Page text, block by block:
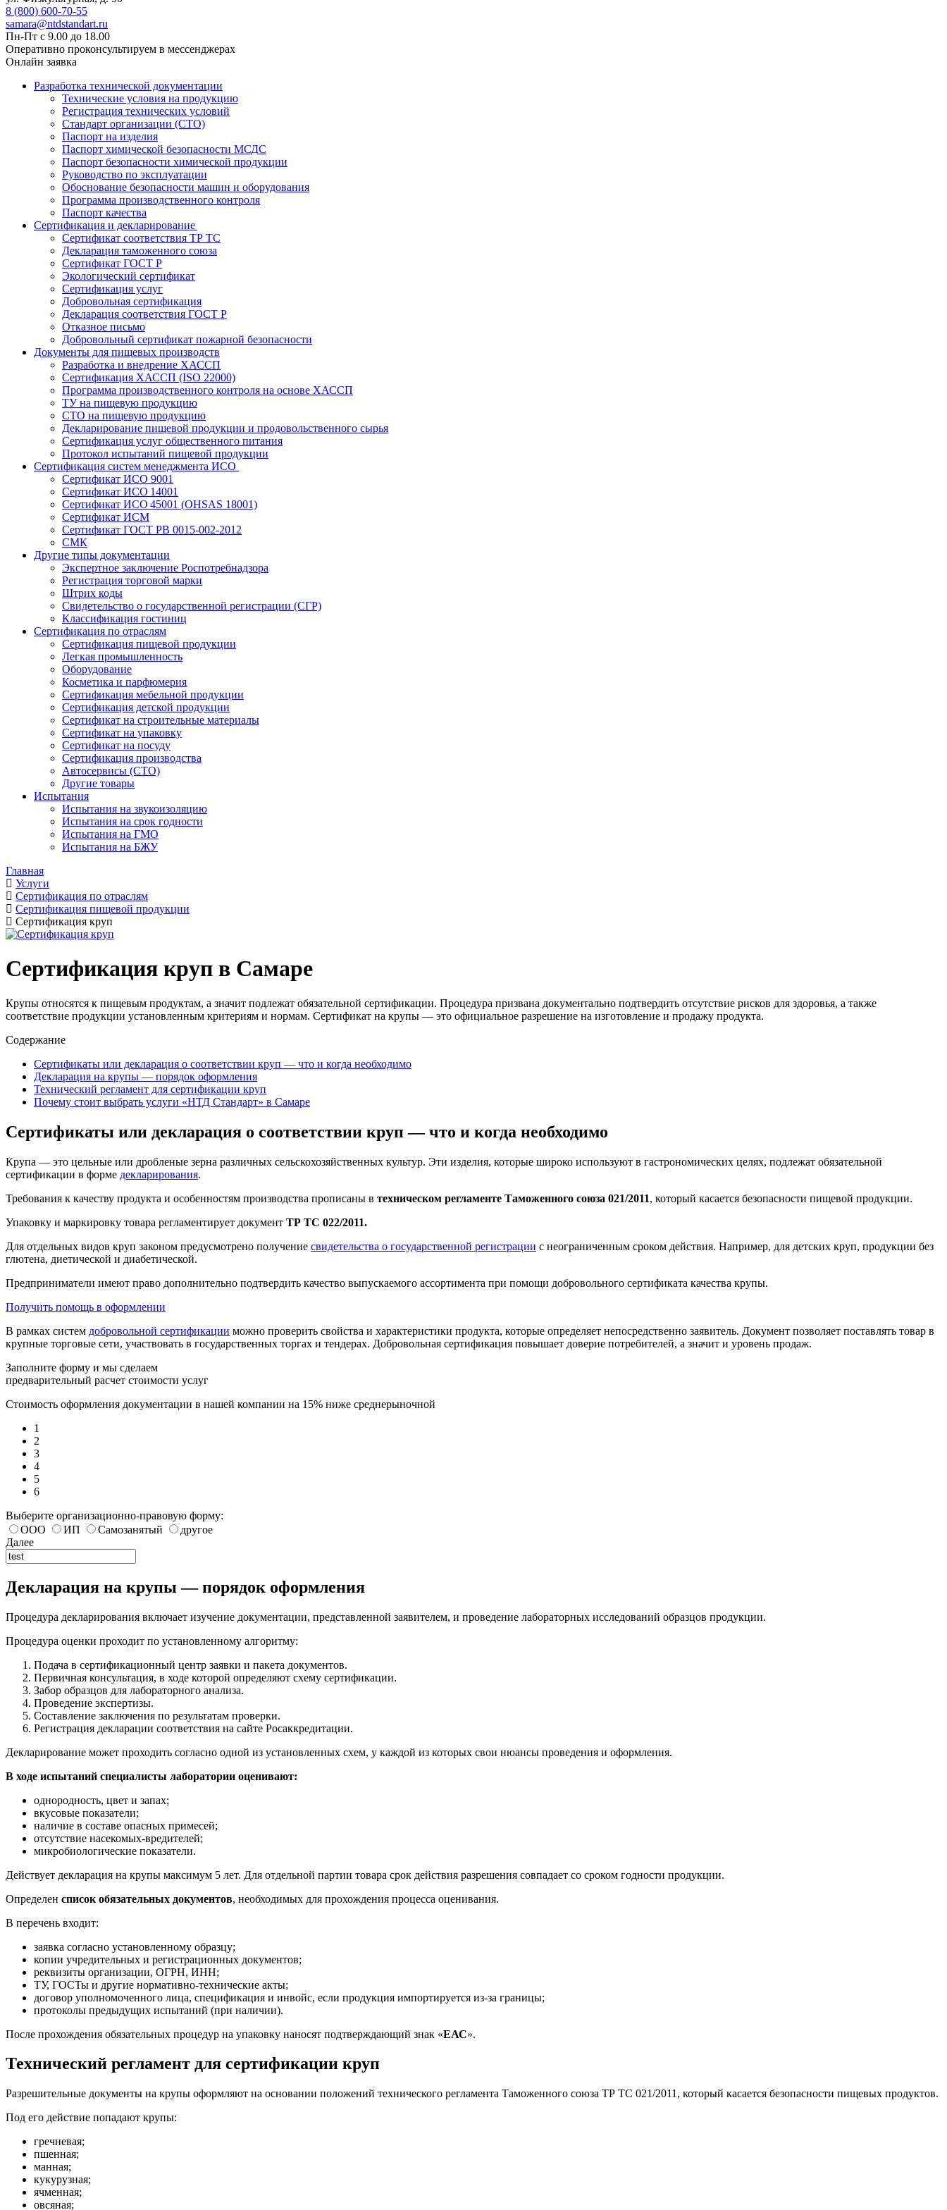
8 (800) 600-70-55
samara@ntdstandart.ru
Пн-Пт с 9.00 до 18.00
Оперативно проконсультируем в мессенджерах
Онлайн заявка
Разработка технической документации
Технические условия на продукцию
Регистрация технических условий
Стандарт организации (СТО)
Паспорт на изделия
Паспорт химической безопасности МСДС
Паспорт безопасности химической продукции
Руководство по эксплуатации
Обоснование безопасности машин и оборудования
Программа производственного контроля
Паспорт качества
Сертификация и декларирование
Сертификат соответствия ТР ТС
Декларация таможенного союза
Сертификат ГОСТ Р
Экологический сертификат
Сертификация услуг
Добровольная сертификация
Декларация соответствия ГОСТ Р
Отказное письмо
Добровольный сертификат пожарной безопасности
Документы для пищевых производств
Разработка и внедрение ХАССП
Сертификация ХАССП (ISO 22000)
Программа производственного контроля на основе ХАССП
ТУ на пищевую продукцию
СТО на пищевую продукцию
Декларирование пищевой продукции и продовольственного сырья
Сертификация услуг общественного питания
Протокол испытаний пищевой продукции
Сертификация систем менеджмента ИСО
Сертификат ИСО 9001
Сертификат ИСО 14001
Сертификат ИСО 45001 (OHSAS 18001)
Сертификат ИСМ
Сертификат ГОСТ РВ 0015-002-2012
СМК
Другие типы документации
Экспертное заключение Роспотребнадзора
Регистрация торговой марки
Штрих коды
Свидетельство о государственной регистрации (СГР)
Классификация гостиниц
Сертификация по отраслям
Сертификация пищевой продукции
Легкая промышленность
Оборудование
Косметика и парфюмерия
Сертификация мебельной продукции
Сертификация детской продукции
Сертификат на строительные материалы
Сертификат на упаковку
Сертификат на посуду
Сертификация производства
Автосервисы (СТО)
Другие товары
Испытания
Испытания на звукоизоляцию
Испытания на срок годности
Испытания на ГМО
Испытания на БЖУ
Главная
Услуги
Сертификация по отраслям
Сертификация пищевой продукции
Сертификация круп
Сертификация круп в Самаре
Крупы относятся к пищевым продуктам, а значит подлежат обязательной сертификации. Процедура призвана документально подтвердить отсутствие рисков для здоровья, а также
соответствие продукции установленным критериям и нормам. Сертификат на крупы — это официальное разрешение на изготовление и продажу продукта.
Содержание
Сертификаты или декларация о соответствии круп — что и когда необходимо
Декларация на крупы — порядок оформления
Технический регламент для сертификации круп
Почему стоит выбрать услуги «НТД Стандарт» в Самаре
Сертификаты или декларация о соответствии круп — что и когда необходимо
Крупа — это цельные или дробленые зерна различных сельскохозяйственных культур. Эти изделия, которые широко используют в гастрономических целях, подлежат обязательной
сертификации в форме декларирования.
Требования к качеству продукта и особенностям производства прописаны в техническом регламенте Таможенного союза 021/2011, который касается безопасности пищевой продукции.
Упаковку и маркировку товара регламентирует документ ТР ТС 022/2011.
Для отдельных видов круп законом предусмотрено получение свидетельства о государственной регистрации с неограниченным сроком действия. Например, для детских круп, продукции без
глютена, диетической и диабетической.
Предприниматели имеют право дополнительно подтвердить качество выпускаемого ассортимента при помощи добровольного сертификата качества крупы.
Получить помощь в оформлении
В рамках систем добровольной сертификации можно проверить свойства и характеристики продукта, которые определяет непосредственно заявитель. Документ позволяет поставлять товар в
крупные торговые сети, участвовать в государственных торгах и тендерах. Добровольная сертификация повышает доверие потребителей, а значит и уровень продаж.
Заполните форму и мы сделаем
предварительный расчет стоимости услуг
Стоимость оформления документации в нашей компании на 15% ниже среднерыночной
1
2
3
4
5
6
Выберите организационно-правовую форму:
ООО
ИП Самозанятый
другое
Далее
Декларация на крупы — порядок оформления
Процедура декларирования включает изучение документации, представленной заявителем, и проведение лабораторных исследований образцов продукции.
Процедура оценки проходит по установленному алгоритму:
Подача в сертификационный центр заявки и пакета документов.
Первичная консультация, в ходе которой определяют схему сертификации.
Забор образцов для лабораторного анализа.
Проведение экспертизы.
Составление заключения по результатам проверки.
Регистрация декларации соответствия на сайте Росаккредитации.
Декларирование может проходить согласно одной из установленных схем, у каждой из которых свои нюансы проведения и оформления.
В ходе испытаний специалисты лаборатории оценивают:
однородность, цвет и запах;
вкусовые показатели;
наличие в составе опасных примесей;
отсутствие насекомых-вредителей;
микробиологические показатели.
Действует декларация на крупы максимум 5 лет. Для отдельной партии товара срок действия разрешения совпадает со сроком годности продукции.
Определен список обязательных документов, необходимых для прохождения процесса оценивания.
В перечень входит:
заявка согласно установленному образцу;
копии учредительных и регистрационных документов;
реквизиты организации, ОГРН, ИНН;
ТУ, ГОСТы и другие нормативно-технические акты;
договор уполномоченного лица, спецификация и инвойс, если продукция импортируется из-за границы;
протоколы предыдущих испытаний (при наличии).
После прохождения обязательных процедур на упаковку наносят подтверждающий знак «ЕАС».
Технический регламент для сертификации круп
Разрешительные документы на крупы оформляют на основании положений технического регламента Таможенного союза ТР ТС 021/2011, который касается безопасности пищевых продуктов.
Под его действие попадают крупы:
гречневая;
пшенная;
манная;
кукурузная;
ячменная;
овсяная;